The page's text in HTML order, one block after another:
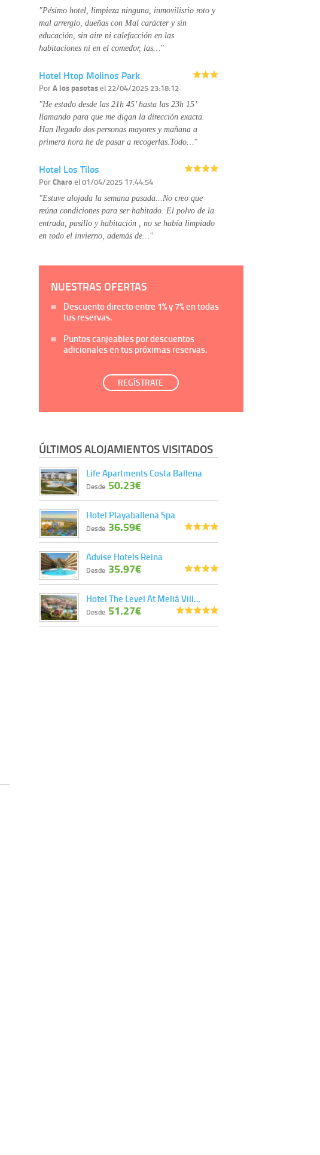
conocimiento de la información que le pedimos.
No se comunicarán datos a terceros.
Derechos: tiene derecho a saber qué
información tenemos sobre usted, corregirla y
eliminarla, tal y como se explica en la
página web.
Información complementaria:Puede consultar
tratamos sus datos en lapolítica de privacidad
"Pésimo hotel, limpieza ninguna, inmovilisrio roto y
mal arrerglo, dueñas con Mal carácter y sin
educación, sin aire ni calefacción en las
habitaciones ni en el comedor, las…"
Hotel Htop Molinos Park
PorA los pasotasel 22/04/2025 23:18:12
"He estado desde las 21h 45’ hasta las 23h 15’
llamando para que me digan la dirección exacta.
Han llegado dos personas mayores y mañana a
primera hora he de pasar a recogerlas.Todo…"
Hotel Los Tilos
PorCharoel 01/04/2025 17:44:54
"Estuve alojada la semana pasada...No creo que
reúna condiciones para ser habitado. El polvo de la
entrada, pasillo y habitación , no se había limpiado
en todo el invierno, además de…"
NUESTRAS OFERTAS
Descuento directo entre 1%y7%en todas
tus reservas.
Puntos canjeables por descuentos
adicionales en tus próximas reservas.
REGÍSTRATE
ÚLTIMOS ALOJAMIENTOS VISITADOS
Life Apartments Costa Ballena
Desde 50.23€
Hotel Playaballena Spa
Desde 36.59€
Advise Hotels Reina
Desde 35.97€
Hotel The Level At Meliá Vill…
Desde 51.27€